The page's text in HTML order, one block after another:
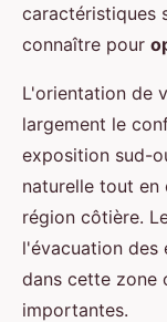
caractéristiques
connaître pour
L'orientation de
largement le
exposition sud-
naturelle tout
région côtière.
l'évacuation des
dans cette zone
importantes.